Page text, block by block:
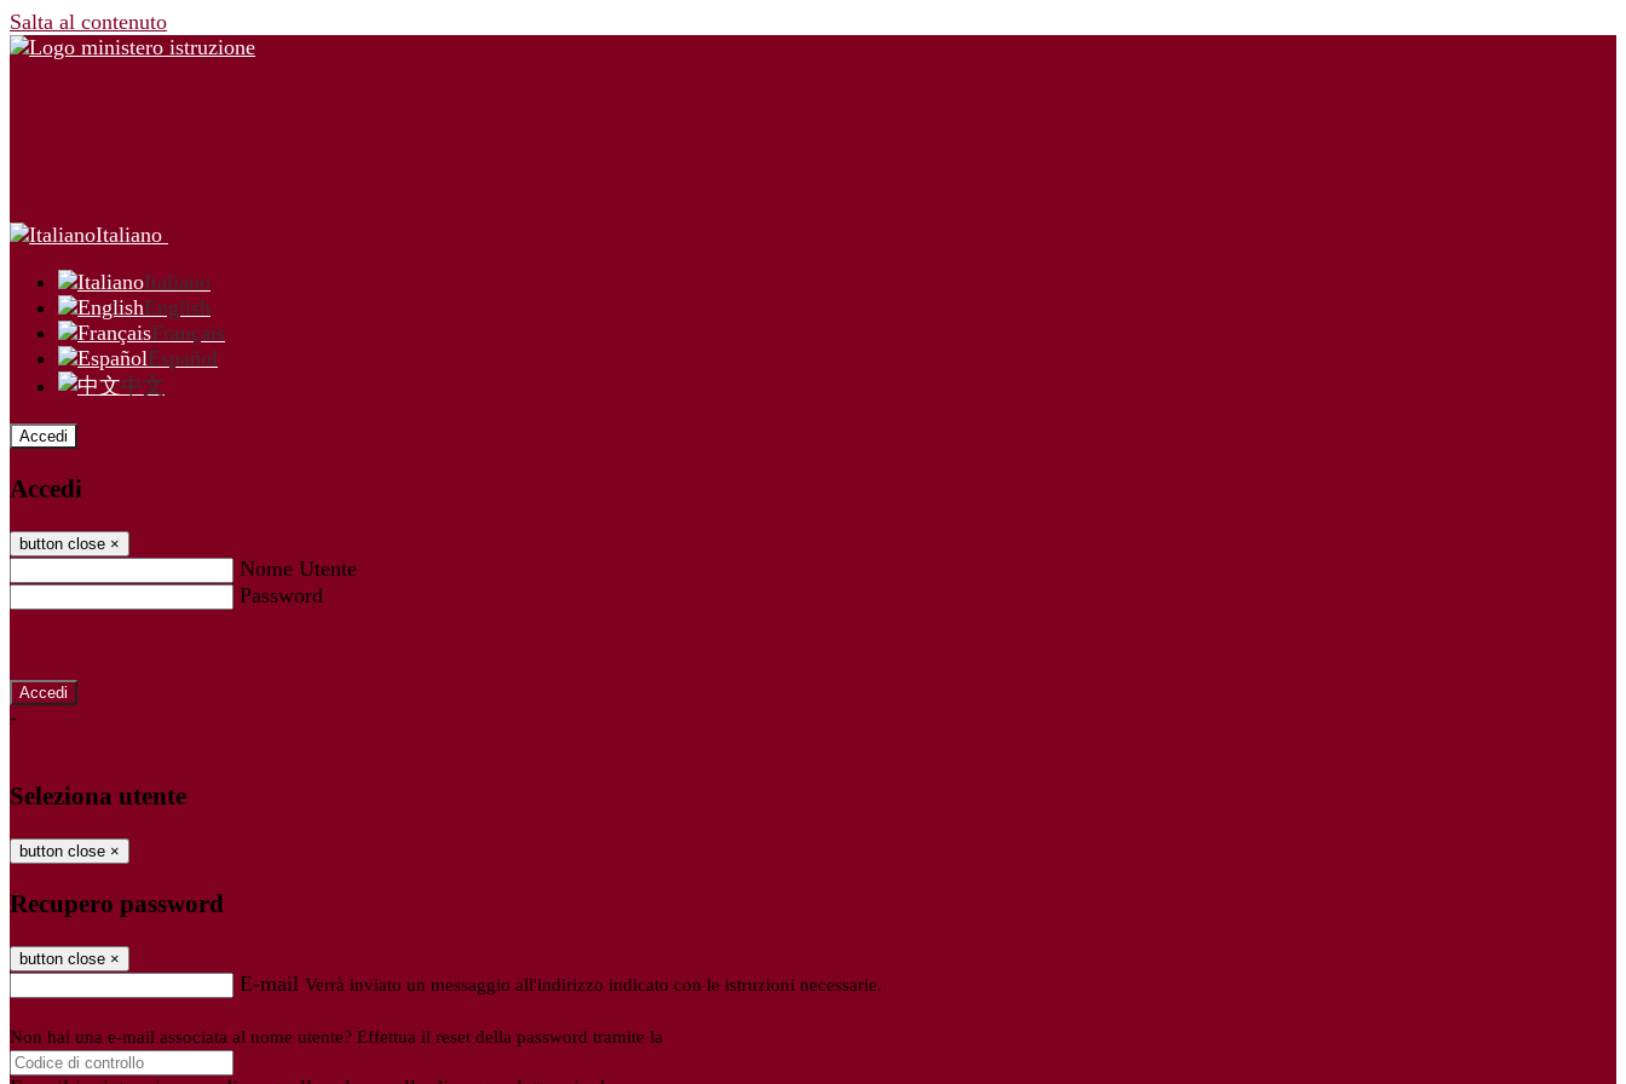
Salta al contenuto
Italiano
Italiano
English
Français
Español
中文
Accedi
Accedi
button close ×
Nome Utente
Password
-
Seleziona utente
button close ×
Recupero password
button close ×
E-mail Verrà inviato un messaggio all'indirizzo indicato con le istruzioni necessarie.
Non hai una e-mail associata al nome utente? Effettua il reset della password tramite la